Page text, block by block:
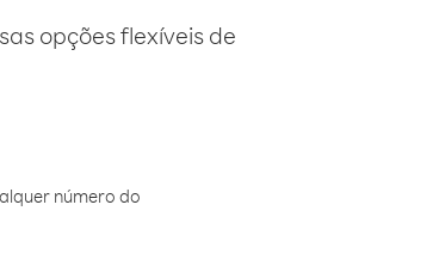
opções flexíveis de
número do